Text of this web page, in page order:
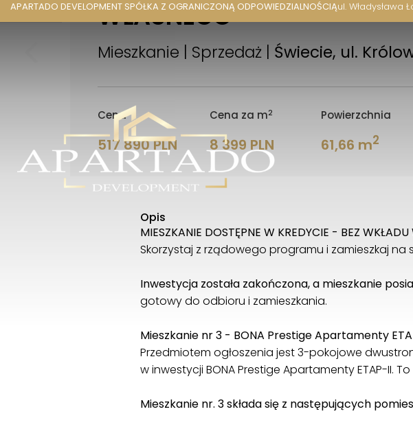
APARTADO DEVELOPMENT SPÓŁKA Z OGRANICZONĄ ODPOWIEDZIALNOŚCIĄul. Władysława
WŁASNEGO
Mieszkanie | Sprzedaż | Świecie, ul.
Cena
517 890 PLN
Cena za m2
8 399 PLN
Powierzchnia
61,66 m2
Opis
MIESZKANIE DOSTĘPNE W KREDYCIE - BEZ
Skorzystaj z rządowego programu i zamieszkaj na
Inwestycja została zakończona, a mieszkanie
gotowy do odbioru i zamieszkania.
Mieszkanie nr 3 - BONA Prestige Apartamenty
Przedmiotem ogłoszenia jest 3-pokojowe
w inwestycji BONA Prestige Apartamenty ETAP-II.
Mieszkanie nr. 3 składa się z następujących